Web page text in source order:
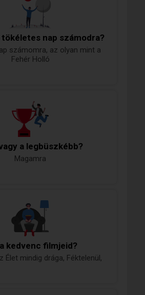
nap számodra?
számomra, az olyan mint a
Fehér Holló
a legbüszkébb?
Magamra
kedvenc filmjeid?
Élet mindig drága, Féktelenül,